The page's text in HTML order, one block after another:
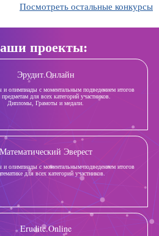
Посмотреть остальные конкурсы
проекты:
Эрудит.Онлайн
и олимпиады с моментальным подведением итогов
для всех категорий участников.
Дипломы, Грамоты и медали.
Математический Эверест
и олимпиады с моментальным подведением итогов
для всех категорий участников.
Erudite.Online